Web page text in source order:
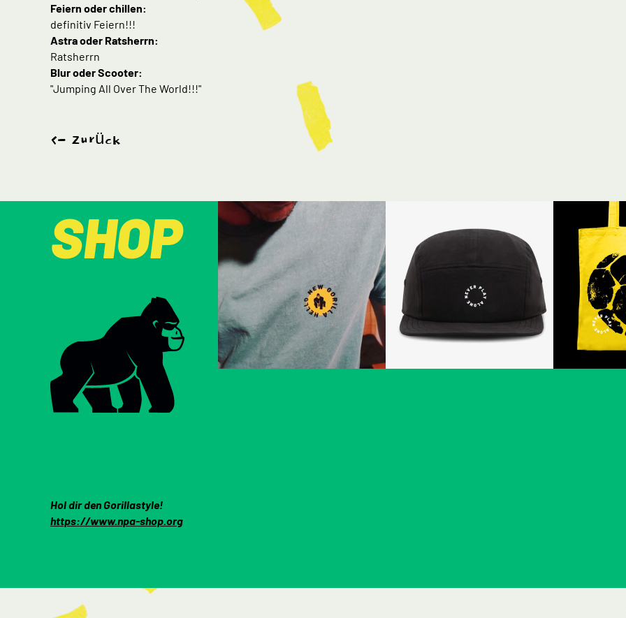
Feiern oder chillen:
definitiv Feiern!!!
Astra oder Ratsherrn:
Ratsherrn
Blur oder Scooter:
"Jumping All Over The World!!!"
Zurück
SHOP
Hol dir den Gorillastyle!
https://www.npa-shop.org